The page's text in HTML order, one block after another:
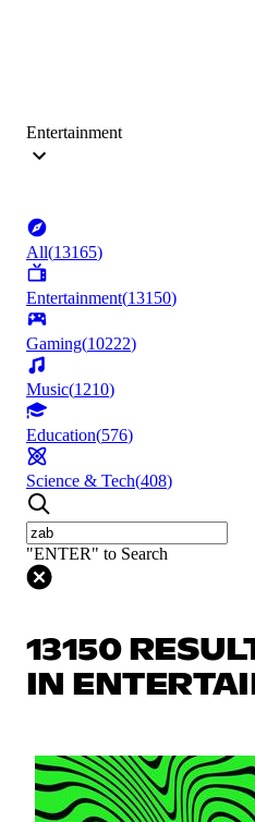
Entertainment
All(13165)
Entertainment(13150)
Gaming(10222)
Music(1210)
Education(576)
Science & Tech(408)
"ENTER" to Search
13150
IN